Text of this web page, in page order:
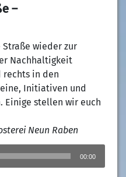
–
wieder zur
Nachhaltigkeit
rechts in den
Initiativen und
Einige stellen wir euch
Neun Raben
00:00